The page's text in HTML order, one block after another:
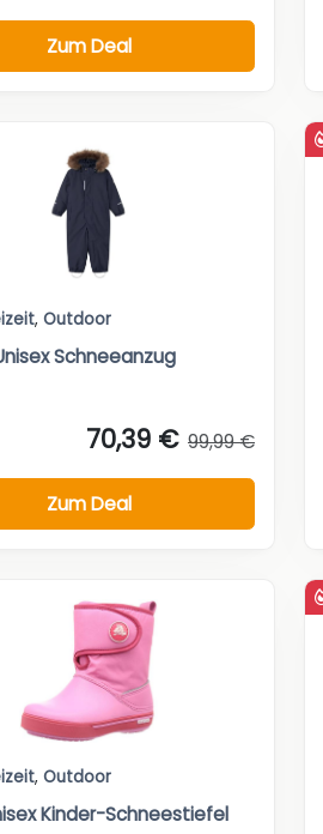
Zum Deal
, Outdoor
Schneeanzug
70,39 € 99,99 €
Zum Deal
, Outdoor
Kinder-Schneestiefel